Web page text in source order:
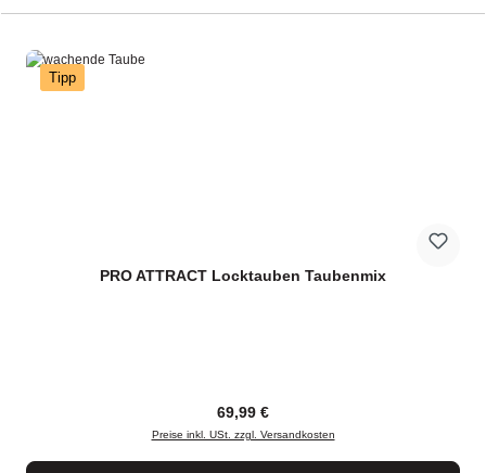
Tipp
PRO ATTRACT Locktauben Taubenmix
Regulärer Preis:
69,99 €
Preise inkl. USt. zzgl. Versandkosten